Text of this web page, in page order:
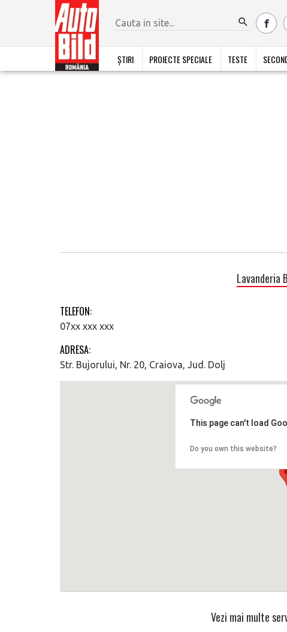
ȘTIRI PROIECTE SPECIALE TESTE
Lavanderia
TELEFON:
07xx xxx xxx
ADRESA:
Str. Bujorului, Nr. 20, Craiova, Jud. Dolj
This page can't load
Do you own this website?
Vezi mai multe